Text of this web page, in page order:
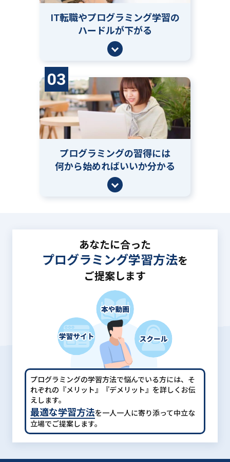
IT転職やプログラミング学習の
ハードルが下がる
03
プログラミングの習得には
何から始めればいいか分かる
あなたに合った
プログラミング学習方法を
ご提案します
プログラミングの学習方法で悩んでいる方には、 そ
れぞれの『メリット』『デメリット』を詳しくお伝
えします。
最適な学習方法を一人一人に寄り添って中立な
立場でご提案します。